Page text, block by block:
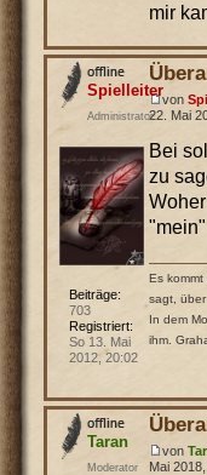
mir
von
22. Mai
Bei
zu
Es
sagt,
In dem
ihm.
Spielleiter
Administrator
Beiträge:
703
Registriert:
So 13. Mai
2012, 20:02
von
Mai
Taran
Moderator